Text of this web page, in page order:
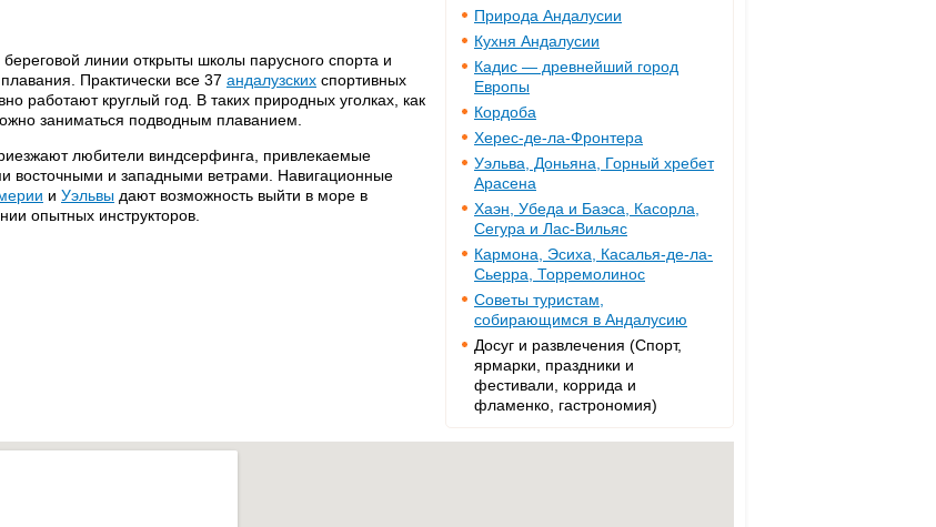
Природа Андалусии
Кухня Андалусии
Кадис — древнейший город
Европы
Кордоба
Херес-де-ла-Фронтера
Уэльва, Доньяна, Горный хребет
Арасена
Хаэн, Убеда и Баэса, Касорла,
Сегура и Лас-Вильяс
Кармона, Эсиха, Касалья-де-ла-
Сьерра, Торремолинос
Советы туристам,
собирающимся в Андалусию
Досуг и развлечения (Спорт,
ярмарки, праздники и
фестивали, коррида и
фламенко, гастрономия)
линии открыты школы парусного спорта и
Практически все 37 андалузских спортивных
работают круглый год. В таких природных уголках, как
заниматься подводным плаванием.
любители виндсерфинга, привлекаемые
восточными и западными ветрами. Навигационные
и Уэльвы дают возможность выйти в море в
опытных инструкторов.